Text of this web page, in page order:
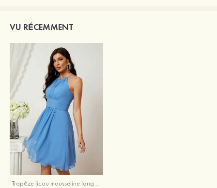
VU RÉCEMMENT
Trapèze licou mousseline longueur genou robe de demoiselle d'honneur avec plissé